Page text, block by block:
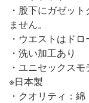
・股下にガゼッ
ません。
・ウエストはド
・洗い加工あり
・ユニセックスモ
※日本製
・クオリティ：